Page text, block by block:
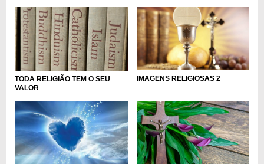
TODA RELIGIÃO TEM O SEU
VALOR
IMAGENS RELIGIOSAS 2